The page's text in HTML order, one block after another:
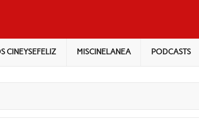
CINEYSEFELIZ MISCINELANEA PODCASTS